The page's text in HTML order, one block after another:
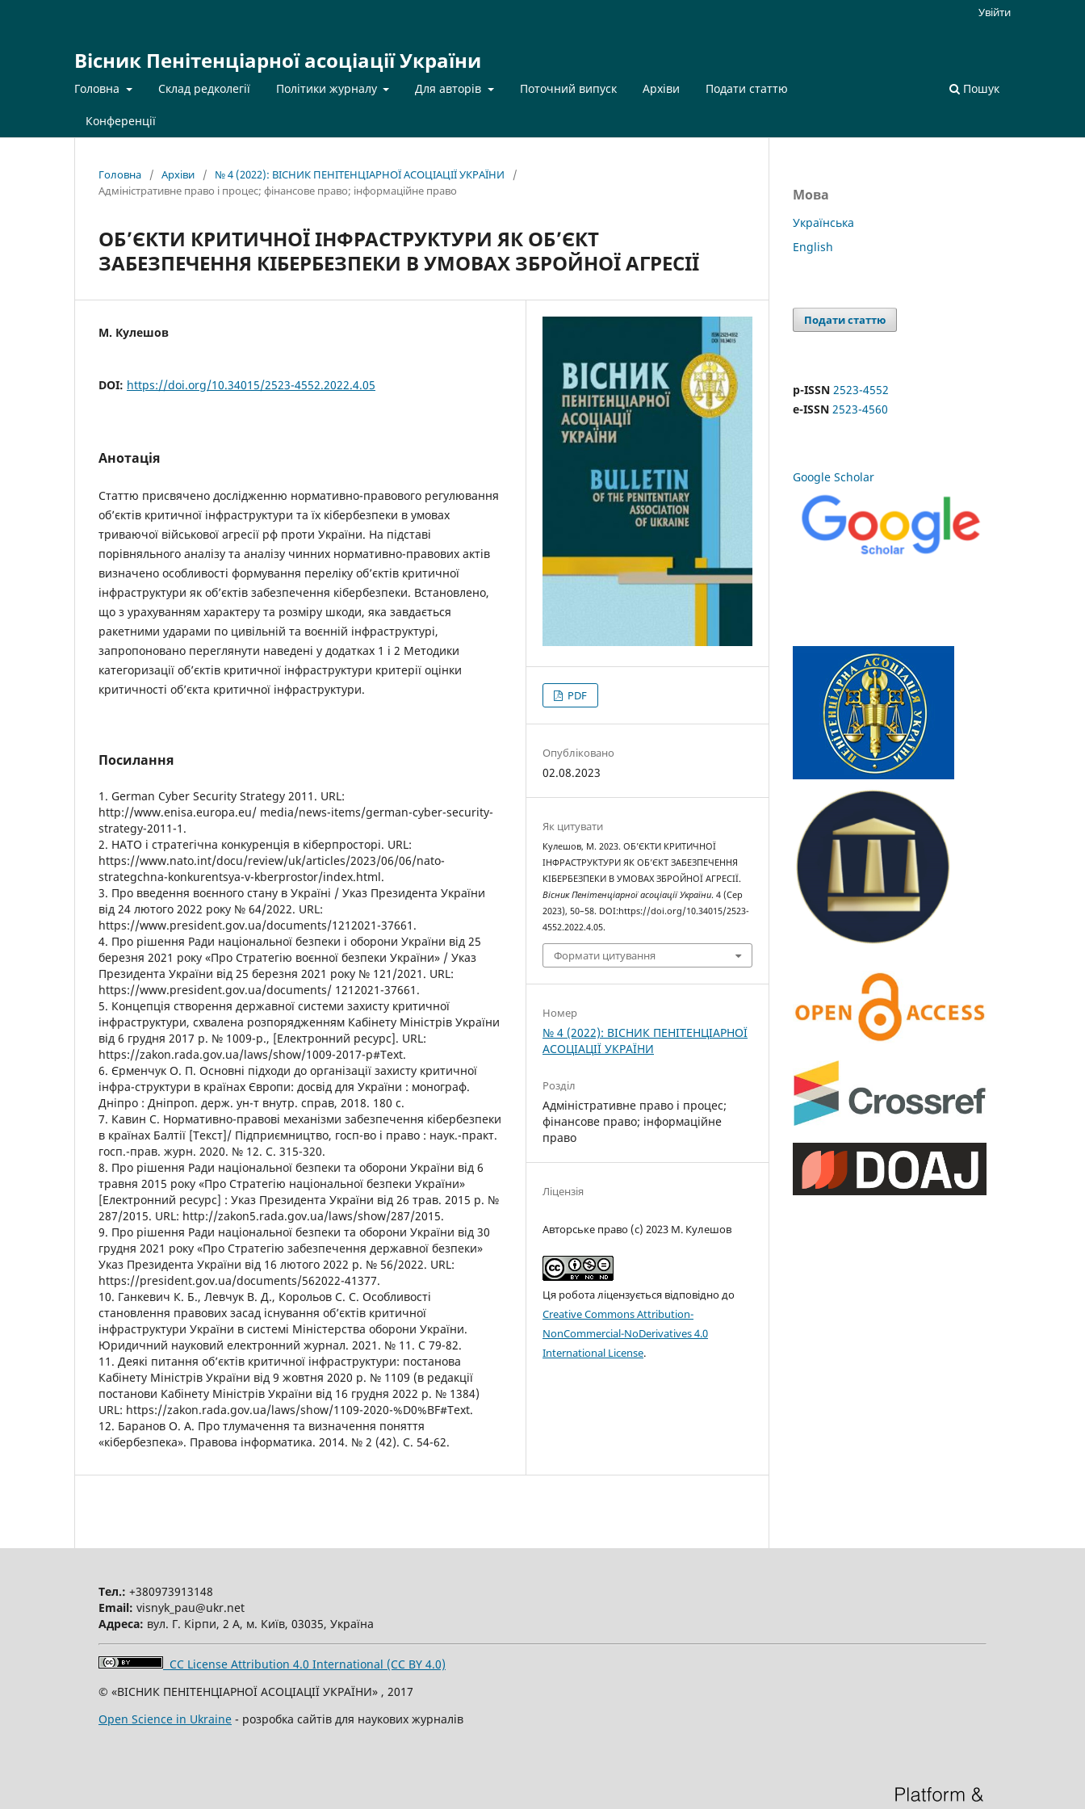
Вісник Пенітенціарної асоціації України
Головна Склад редколегії Політики журналу Для авторів Поточний випуск Архіви Подати статтю
Конференції
Пошук
Увійти
Головна / Архіви / № 4 (2022): ВІСНИК ПЕНІТЕНЦІАРНОЇ АСОЦІАЦІЇ УКРАЇНИ
/
Адміністративне право і процес; фінансове право; інформаційне право
ОБ’ЄКТИ КРИТИЧНОЇ ІНФРАСТРУКТУРИ ЯК ОБ’ЄКТ
ЗАБЕЗПЕЧЕННЯ КІБЕРБЕЗПЕКИ В УМОВАХ ЗБРОЙНОЇ АГРЕСІЇ
М. Кулешов
DOI: https://doi.org/10.34015/2523-4552.2022.4.05
Анотація
Статтю присвячено дослідженню нормативно-правового регулювання
об’єктів критичної інфраструктури та їх кібербезпеки в умовах
триваючої військової агресії рф проти України. На підставі
порівняльного аналізу та аналізу чинних нормативно-правових актів
визначено особливості формування переліку об’єктів критичної
інфраструктури як об’єктів забезпечення кібербезпеки. Встановлено,
що з урахуванням характеру та розміру шкоди, яка завдається
ракетними ударами по цивільній та воєнній інфраструктурі,
запропоновано переглянути наведені у додатках 1 і 2 Методики
категоризації об’єктів критичної інфраструктури критерії оцінки
критичності об’єкта критичної інфраструктури.
Посилання
1. German Cyber Security Strategy 2011. URL:
http://www.enisa.europa.eu/ media/news-items/german-cyber-security-
strategy-2011-1.
2. НАТО і стратегічна конкуренція в кіберпросторі. URL:
https://www.nato.int/docu/review/uk/articles/2023/06/06/nato-
strategchna-konkurentsya-v-kberprostor/index.html.
3. Про введення воєнного стану в Україні / Указ Президента України
від 24 лютого 2022 року № 64/2022. URL:
https://www.president.gov.ua/documents/1212021-37661.
4. Про рішення Ради національної безпеки і оборони України від 25
березня 2021 року «Про Стратегію воєнної безпеки України» / Указ
Президента України від 25 березня 2021 року № 121/2021. URL:
https://www.president.gov.ua/documents/ 1212021-37661.
5. Концепція створення державної системи захисту критичної
інфраструктури, схвалена розпорядженням Кабінету Міністрів України
від 6 грудня 2017 р. № 1009-р., [Електронний ресурс]. URL:
https://zakon.rada.gov.ua/laws/show/1009-2017-р#Text.
6. Єрменчук О. П. Основні підходи до організації захисту критичної
інфра-структури в країнах Європи: досвід для України : монограф.
Дніпро : Дніпроп. держ. ун-т внутр. справ, 2018. 180 с.
7. Кавин С. Нормативно-правові механізми забезпечення кібербезпеки
в країнах Балтії [Текст]/ Підприємництво, госп-во і право : наук.-практ.
госп.-прав. журн. 2020. № 12. С. 315-320.
8. Про рішення Ради національної безпеки та оборони України від 6
травня 2015 року «Про Стратегію національної безпеки України»
[Електронний ресурс] : Указ Президента України від 26 трав. 2015 р. №
287/2015. URL: http://zakon5.rada.gov.ua/laws/show/287/2015.
9. Про рішення Ради національної безпеки та оборони України від 30
грудня 2021 року «Про Стратегію забезпечення державної безпеки»
Указ Президента України від 16 лютого 2022 р. № 56/2022. URL:
https://president.gov.ua/documents/562022-41377.
10. Ганкевич К. Б., Левчук В. Д., Корольов С. С. Особливості
становлення правових засад існування об’єктів критичної
інфраструктури України в системі Міністерства оборони України.
Юридичний науковий електронний журнал. 2021. № 11. С 79-82.
11. Деякі питання об’єктів критичної інфраструктури: постанова
Кабінету Міністрів України від 9 жовтня 2020 р. № 1109 (в редакції
постанови Кабінету Міністрів України від 16 грудня 2022 р. № 1384)
URL: https://zakon.rada.gov.ua/laws/show/1109-2020-%D0%BF#Text.
12. Баранов О. А. Про тлумачення та визначення поняття
«кібербезпека». Правова інформатика. 2014. № 2 (42). С. 54-62.
PDF
Опубліковано
02.08.2023
Як цитувати
Кулешов, М. 2023. ОБ’ЄКТИ КРИТИЧНОЇ
ІНФРАСТРУКТУРИ ЯК ОБ’ЄКТ ЗАБЕЗПЕЧЕННЯ
КІБЕРБЕЗПЕКИ В УМОВАХ ЗБРОЙНОЇ АГРЕСІЇ.
Вісник Пенітенціарної асоціації України. 4 (Сер
2023), 50–58. DOI:https://doi.org/10.34015/2523-
4552.2022.4.05.
Формати цитування
Номер
№ 4 (2022): ВІСНИК ПЕНІТЕНЦІАРНОЇ
АСОЦІАЦІЇ УКРАЇНИ
Розділ
Адміністративне право і процес;
фінансове право; інформаційне
право
Ліцензія
Авторське право (c) 2023 М. Кулешов
Ця робота ліцензується відповідно до
Creative Commons Attribution-
NonCommercial-NoDerivatives 4.0
International License.
Мова
Українська
English
Подати статтю
p-ISSN 2523-4552
e-ISSN 2523-4560
Google Scholar
Тел.: +380973913148
Email: visnyk_pau@ukr.net
Адреса: вул. Г. Кірпи, 2 А, м. Київ, 03035, Україна
CC License Attribution 4.0 International (CC BY 4.0)
© «ВІСНИК ПЕНІТЕНЦІАРНОЇ АСОЦІАЦІЇ УКРАЇНИ» , 2017
Open Science in Ukraine - розробка сайтів для наукових журналів